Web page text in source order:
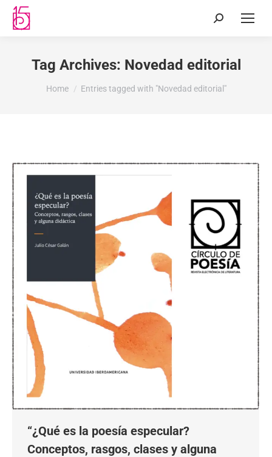
Tag Archives: Novedad editorial
You are here:
Home Entries tagged with "Novedad editorial"
“¿Qué es la poesía especular?
Conceptos, rasgos, clases y alguna